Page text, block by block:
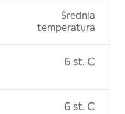
Średnia
temperatura
6 st. C
6 st. C